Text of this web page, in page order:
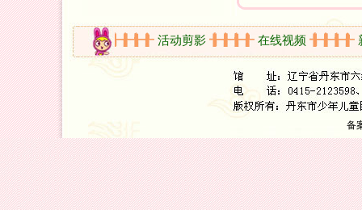
开放时间 活动剪影 在线视频 新
备